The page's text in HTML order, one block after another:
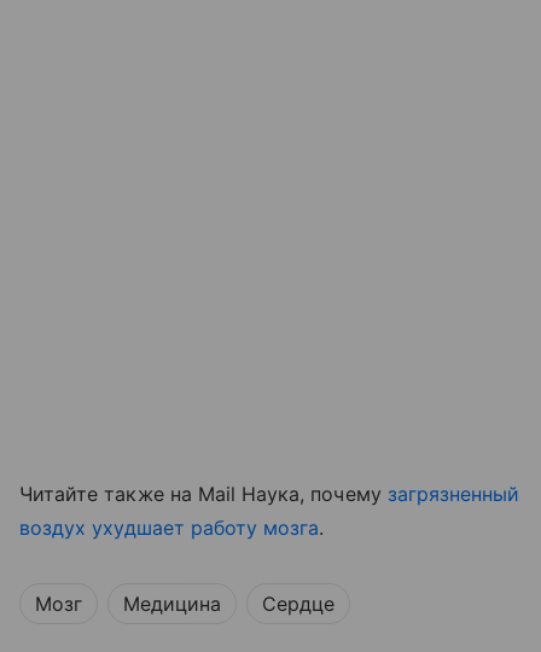
Читайте также на Mail Наука, почему загрязненный
воздух ухудшает работу мозга.
Мозг Медицина Сердце